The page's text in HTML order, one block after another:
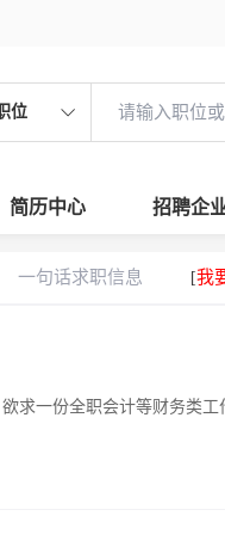
位
简历中心 招聘企
一句话求职信息 [我
求一份全职会计等财务类工